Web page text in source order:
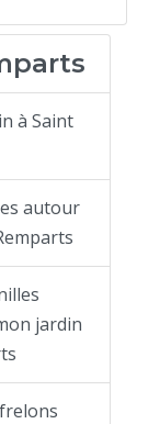
à Saint
autour
jardin